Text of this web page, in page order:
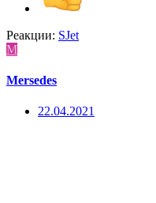
Реакции: SJet
M
Mersedes
22.04.2021